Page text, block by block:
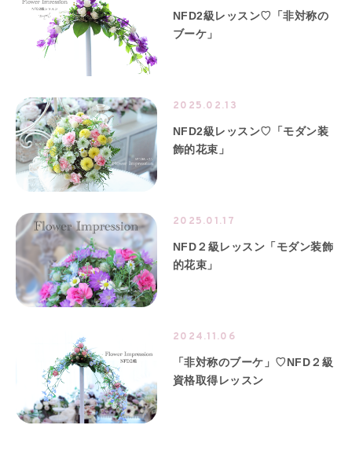
NFD2級レッスン♡「非対称の
ブーケ」
2025.02.13
NFD2級レッスン♡「モダン装
飾的花束」
2025.01.17
NFD２級レッスン「モダン装飾
的花束」
2024.11.06
「非対称のブーケ」♡NFD２級
資格取得レッスン